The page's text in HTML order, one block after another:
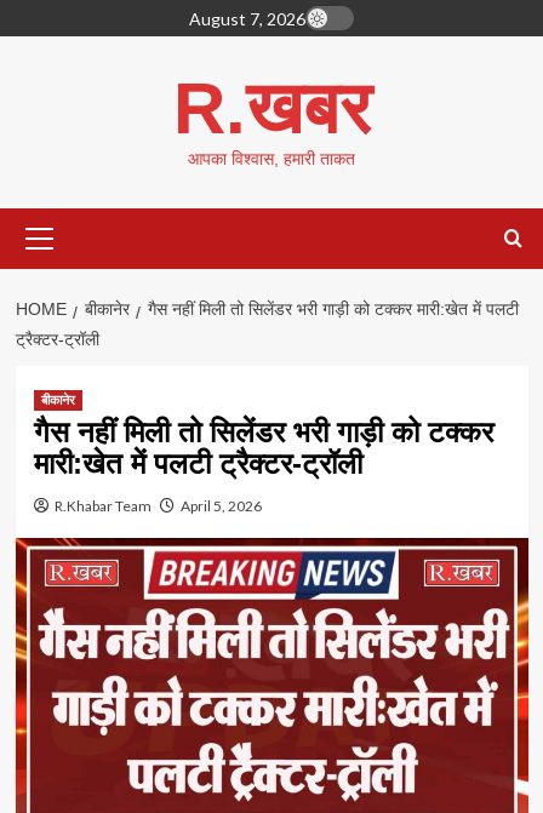
to
August 7, 2026
R.खबर
आपका विश्वास, हमारी ताकत
Menu
HOME बीकानेर
गैस नहीं मिली तो सिलेंडर भरी गाड़ी को टक्कर मारी:खेत में पलटी
ट्रैक्टर-ट्रॉली
बीकानेर
गैस नहीं मिली तो सिलेंडर भरी गाड़ी को टक्कर
मारी:खेत में पलटी ट्रैक्टर-ट्रॉली
R.Khabar Team April 5, 2026